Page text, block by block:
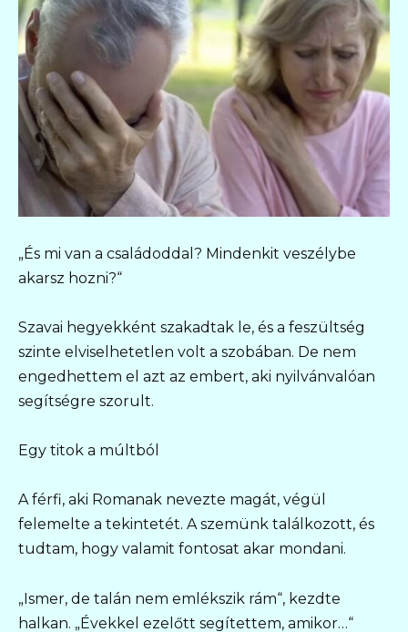
„És mi van a családoddal? Mindenkit veszélybe
akarsz hozni?“
Szavai hegyekként szakadtak le, és a feszültség
szinte elviselhetetlen volt a szobában. De nem
engedhettem el azt az embert, aki nyilvánvalóan
segítségre szorult.
Egy titok a múltból
A férfi, aki Romanak nevezte magát, végül
felemelte a tekintetét. A szemünk találkozott, és
tudtam, hogy valamit fontosat akar mondani.
„Ismer, de talán nem emlékszik rám“, kezdte
halkan. „Évekkel ezelőtt segítettem, amikor…“